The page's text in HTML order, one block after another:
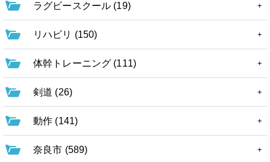
ラグビースクール (19)
リハビリ (150)
体幹トレーニング (111)
剣道 (26)
動作 (141)
奈良市 (589)